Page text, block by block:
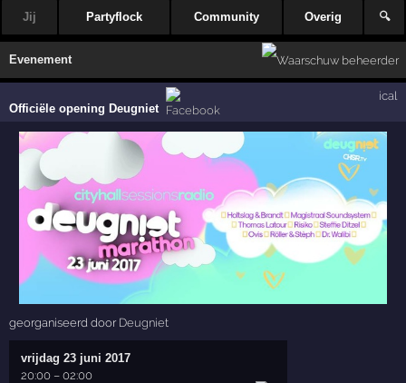
Jij Partyflock Community Overig 🔍
Evenement
Officiële opening Deugniet
ical
georganiseerd door Deugniet
vrijdag 23 juni 2017
20:00 –02:00